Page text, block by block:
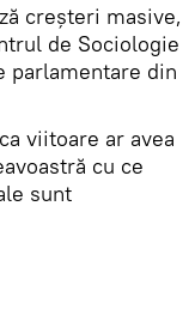
creșteri masive,
de Sociologie
parlamentare din
viitoare ar avea
cu ce
sunt